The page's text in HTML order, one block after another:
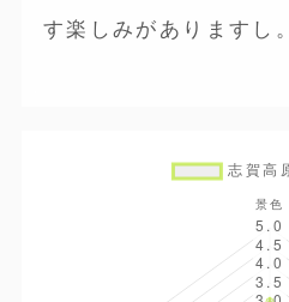
す楽しみがありますし。